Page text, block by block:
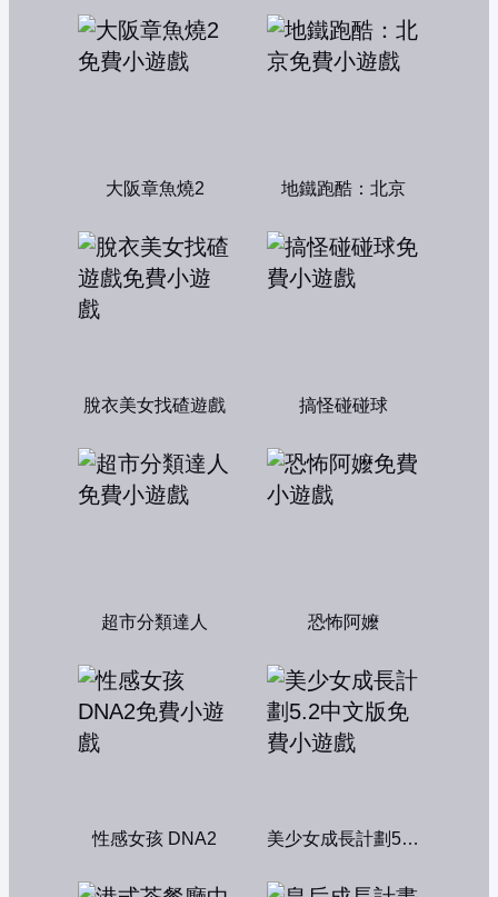
大阪章魚燒2 地鐵跑酷：北京
脫衣美女找碴遊戲 搞怪碰碰球
超市分類達人 恐怖阿嬤
性感女孩 DNA2 美少女成長計劃5.2中文版